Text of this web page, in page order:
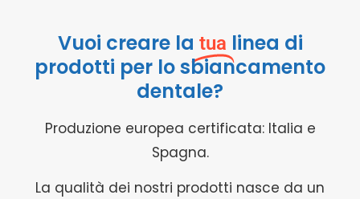
Vuoi creare la tua linea di
prodotti per lo sbiancamento
dentale?
Produzione europea certificata: Italia e
Spagna.
La qualità dei nostri prodotti nasce da un